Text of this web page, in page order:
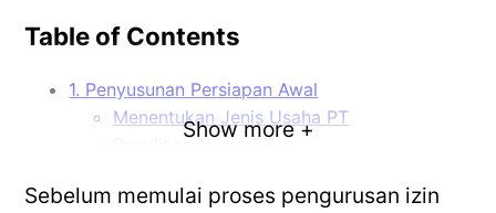
Table of Contents
1. Penyusunan Persiapan Awal
Menentukan Jenis Usaha PT
Pemilihan Nama PT
2. Persiapan Dokumen
Show more +
Sebelum memulai proses pengurusan izin